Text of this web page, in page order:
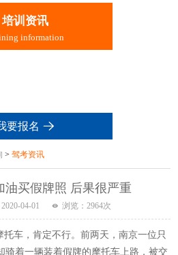
培训资讯
information
要报名
>驾考资讯
油买假牌照 后果很严重
2020-04-01 浏览： 2964次
车，肯定不行。前两天，南京一位只
骑着一辆装着假牌的摩托车上路，被交